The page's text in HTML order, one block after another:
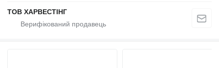
ТОВ ХАРВЕСТІНГ